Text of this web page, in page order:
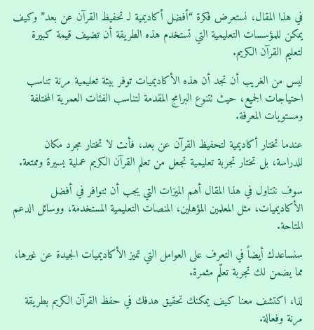
في هذا المقال، نستعرض فكرة “أفضل أكاديمية لـ تحفيظ القرآن عن بعد” وكيف
يمكن للمؤسسات التعليمية التي تستخدم هذه الطريقة أن تضيف قيمة كبيرة
لتعليم القرآن الكريم.
ليس من الغريب أن تجد أن هذه الأكاديميات توفر بيئة تعليمية مرنة تناسب
احتياجات الجميع، حيث تتنوع البرامج المقدمة لتناسب الفئات العمرية المختلفة
ومستويات المعرفة.
عندما تختار أكاديمية لتحفيظ القرآن عن بعد، فأنت لا تختار مجرد مكان
للدراسة، بل تختار تجربة تعليمية تجعل من تعلم القرآن الكريم عملية يسيرة وممتعة.
سوف نتناول في هذا المقال أهم الميزات التي يجب أن تتوافر في أفضل
الأكاديميات، مثل المعلمين المؤهلين، المنصات التعليمية المستخدمة، ووسائل الدعم
المتاحة.
سنساعدك أيضاً في التعرف على العوامل التي تميز الأكاديميات الجيدة عن غيرها،
مما يضمن لك تجربة تعلّم مثمرة.
لذا، اكتشف معنا كيف يمكنك تحقيق هدفك في حفظ القرآن الكريم بطريقة
مرنة وفعالة.